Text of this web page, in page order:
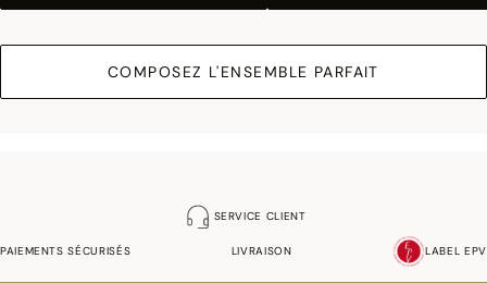
COMPOSEZ L'ENSEMBLE PARFAIT
SERVICE CLIENT
PAIEMENTS SÉCURISÉS LIVRAISON LABEL EPV